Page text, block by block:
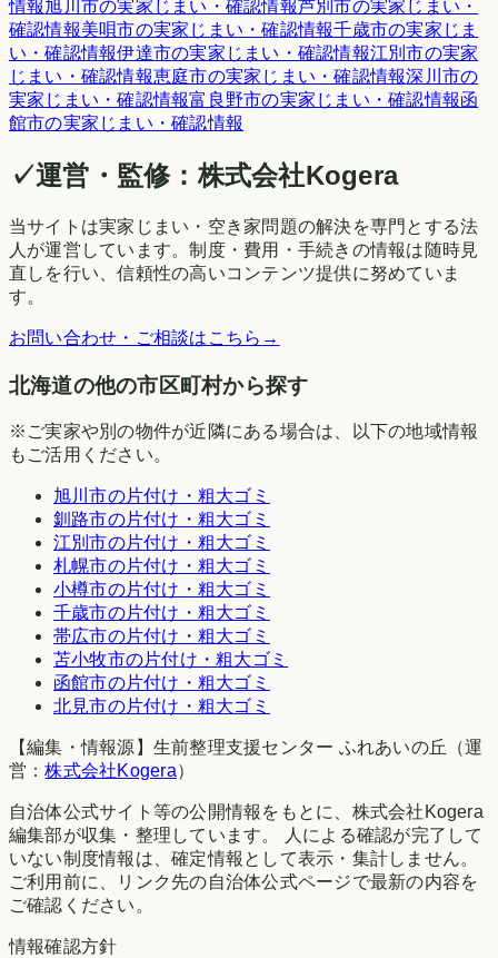
情報旭川市の実家じまい・確認情報芦別市の実家じまい・
確認情報美唄市の実家じまい・確認情報千歳市の実家じま
い・確認情報伊達市の実家じまい・確認情報江別市の実家
じまい・確認情報恵庭市の実家じまい・確認情報深川市の
実家じまい・確認情報富良野市の実家じまい・確認情報函
館市の実家じまい・確認情報
✓運営・監修：株式会社Kogera
当サイトは実家じまい・空き家問題の解決を専門とする法
人が運営しています。制度・費用・手続きの情報は随時見
直しを行い、信頼性の高いコンテンツ提供に努めていま
す。
お問い合わせ・ご相談はこちら →
北海道の他の市区町村から探す
※ご実家や別の物件が近隣にある場合は、以下の地域情報
もご活用ください。
旭川市の片付け・粗大ゴミ
釧路市の片付け・粗大ゴミ
江別市の片付け・粗大ゴミ
札幌市の片付け・粗大ゴミ
小樽市の片付け・粗大ゴミ
千歳市の片付け・粗大ゴミ
帯広市の片付け・粗大ゴミ
苫小牧市の片付け・粗大ゴミ
函館市の片付け・粗大ゴミ
北見市の片付け・粗大ゴミ
【編集・情報源】生前整理支援センター ふれあいの丘（運
営：株式会社Kogera）
自治体公式サイト等の公開情報をもとに、株式会社Kogera
編集部が収集・整理しています。 人による確認が完了して
いない制度情報は、確定情報として表示・集計しません。
ご利用前に、リンク先の自治体公式ページで最新の内容を
ご確認ください。
情報確認方針